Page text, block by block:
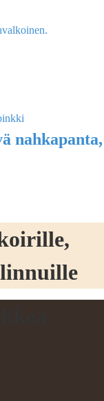
nahkapanta,